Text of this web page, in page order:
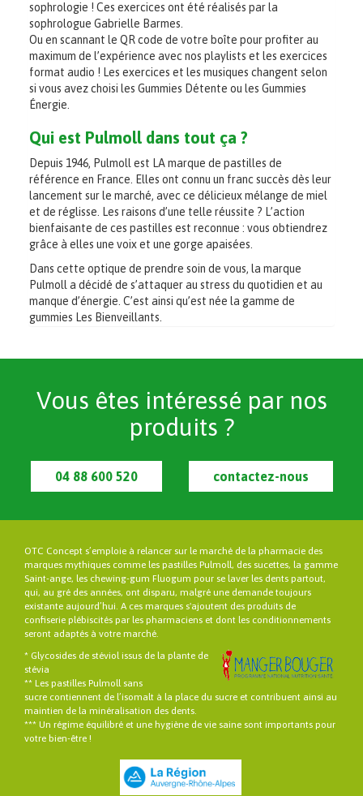
sophrologie ! Ces exercices ont été réalisés par la
sophrologue Gabrielle Barmes.
Ou en scannant le QR code de votre boîte pour profiter au
maximum de l’expérience avec nos playlists et les exercices
format audio ! Les exercices et les musiques changent selon
si vous avez choisi les Gummies Détente ou les Gummies
Énergie.
Qui est Pulmoll dans tout ça ?
Depuis 1946, Pulmoll est LA marque de pastilles de
référence en France. Elles ont connu un franc succès dès leur
lancement sur le marché, avec ce délicieux mélange de miel
et de réglisse. Les raisons d’une telle réussite ? L’action
bienfaisante de ces pastilles est reconnue : vous obtiendrez
grâce à elles une voix et une gorge apaisées.
Dans cette optique de prendre soin de vous, la marque
Pulmoll a décidé de s’attaquer au stress du quotidien et au
manque d’énergie. C’est ainsi qu’est née la gamme de
gummies Les Bienveillants.
Vous êtes intéressé par nos
produits ?
04 88 600 520 contactez-nous
OTC Concept s’emploie à relancer sur le marché de la pharmacie des
marques mythiques comme les pastilles Pulmoll, des sucettes, la gamme
Saint-ange, les chewing-gum Fluogum pour se laver les dents partout,
qui, au gré des années, ont disparu, malgré une demande toujours
existante aujourd’hui. A ces marques s'ajoutent des produits de
confiserie plébiscités par les pharmaciens et dont les conditionnements
seront adaptés à votre marché.
* Glycosides de stéviol issus de la plante de
stévia
** Les pastilles Pulmoll sans
sucre contiennent de l’isomalt à la place du sucre et contribuent ainsi au
maintien de la minéralisation des dents.
*** Un régime équilibré et une hygiène de vie saine sont importants pour
votre bien-être !